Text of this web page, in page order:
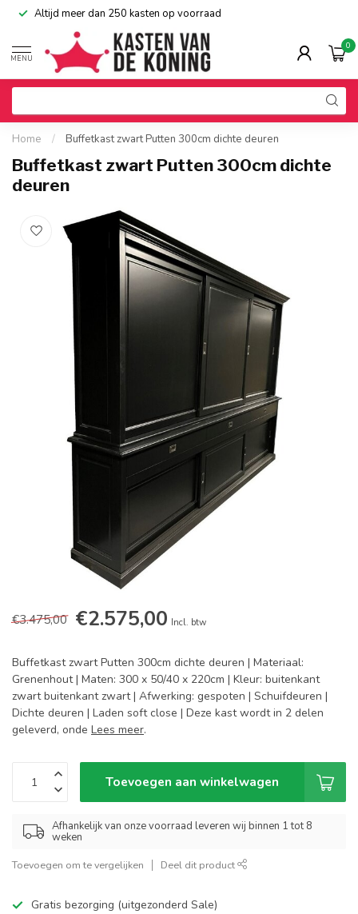
Altijd meer dan 250 kasten op voorraad
MENU
0
Home / Buffetkast zwart Putten 300cm dichte deuren
Buffetkast zwart Putten 300cm dichte
deuren
€3.475,00 €2.575,00 Incl. btw
Buffetkast zwart Putten 300cm dichte deuren | Materiaal:
Grenenhout | Maten: 300 x 50/40 x 220cm | Kleur: buitenkant
zwart buitenkant zwart | Afwerking: gespoten | Schuifdeuren |
Dichte deuren | Laden soft close | Deze kast wordt in 2 delen
geleverd, onde Lees meer.
Toevoegen aan winkelwagen
Afhankelijk van onze voorraad leveren wij binnen 1 tot 8
weken
Toevoegen om te vergelijken Deel dit product
Gratis bezorging (uitgezonderd Sale)